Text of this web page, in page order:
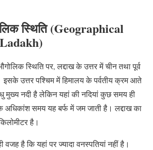
स्थिति (Geographical
स्थिति पर, लद्दाख के उत्तर में चीन तथा पूर्व
इसके उत्तर पश्चिम में हिमालय के पर्वतीय क्रम आते
मुख्य नदी है लेकिन यहां की नदियां कुछ समय ही
अधिकांश समय यह बर्फ में जम जाती है। लद्दाख का
है।
वजह है कि यहां पर ज्यादा वनस्पतियां नहीं है।